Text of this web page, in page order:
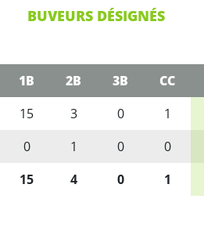
BUVEURS DÉSIGNÉS
1B 2B 3B CC
15 3 0 1
0 1 0 0
15 4 0 1